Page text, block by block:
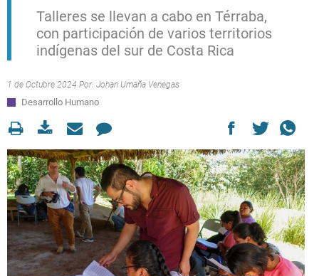
Talleres se llevan a cabo en Térraba,
con participación de varios territorios
indígenas del sur de Costa Rica
1 de Octubre 2024 Por: Johan Umaña Venegas
Desarrollo Humano